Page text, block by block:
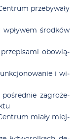
prze­by­wa­ły
środ­ków
obo­wią­
i wi­
po­śred­nie za­gro­że­
mia­ły miej­